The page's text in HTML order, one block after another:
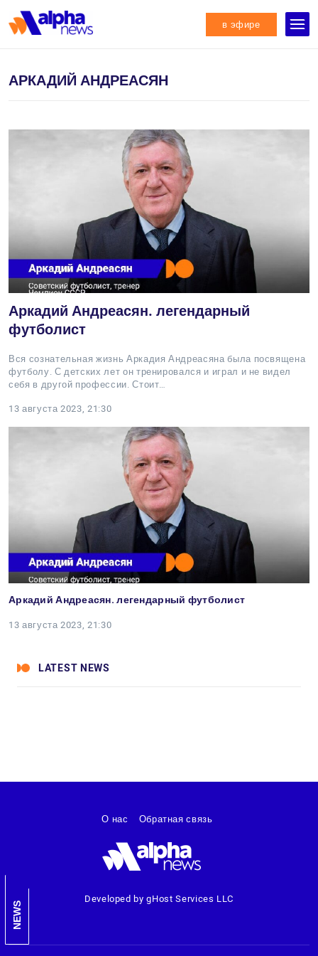
в эфире
АРКАДИЙ АНДРЕАСЯН
Аркадий Андреасян. легендарный
футболист
Вся сознательная жизнь Аркадия Андреасяна была посвящена
футболу. С детских лет он тренировался и играл и не видел
себя в другой профессии. Стоит…
13 августа 2023, 21:30
Аркадий Андреасян. легендарный футболист
13 августа 2023, 21:30
LATEST NEWS
NEWS
Developed by gHost Services LLC
О нас Обратная связь